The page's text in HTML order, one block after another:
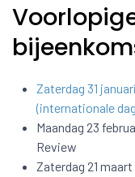
Zaterdag 31
(internationale
Maandag 23
Review
Zaterdag 21